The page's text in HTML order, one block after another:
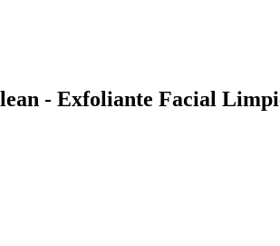
- Exfoliante Facial